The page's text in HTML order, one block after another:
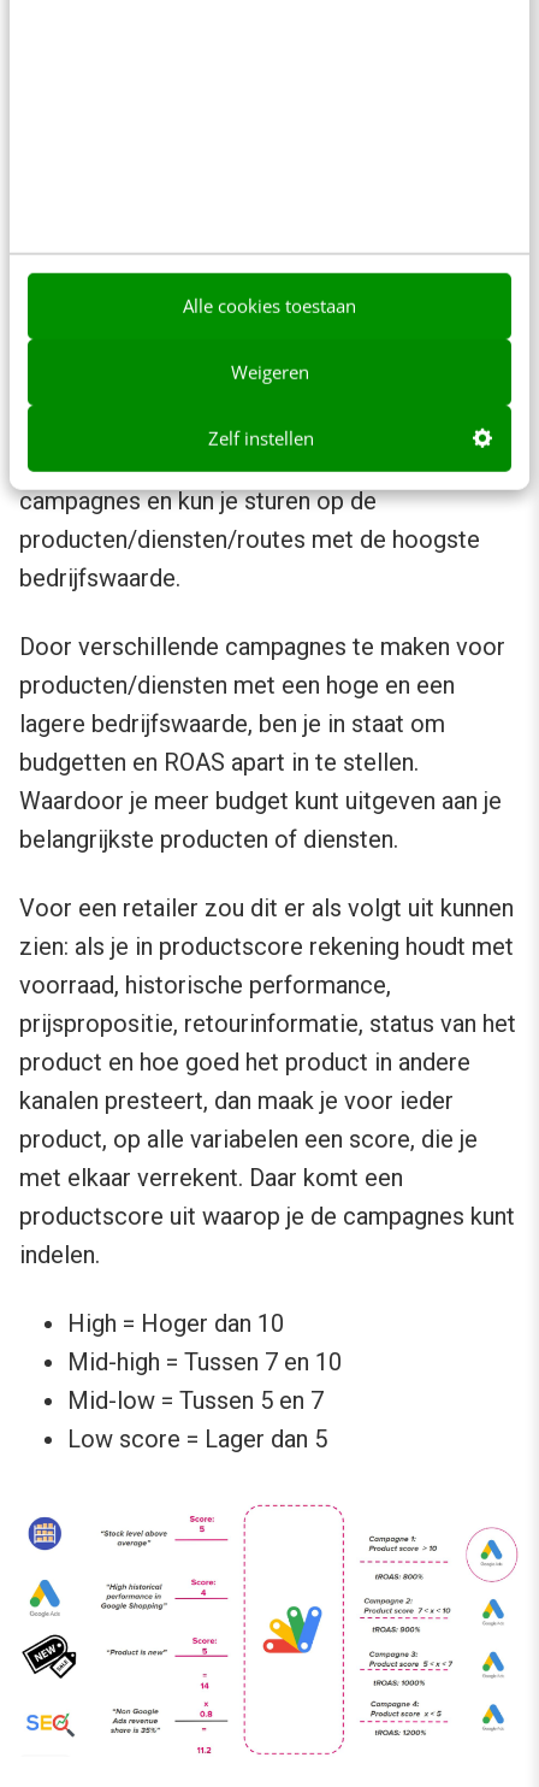
Alle cookies toestaan
Weigeren
Zelf instellen
Een daarvan is het opzetten (of aanpassen) van
de campagnestructuur. Er zijn verschillende
strategieën om een campagnestructuur op te
zetten, één daarvan is door gebruik te maken
van een product/lead/travel-score. Hierbij
voeg je een extra gelaagdheid toe aan je
campagnes en kun je sturen op de
producten/diensten/routes met de hoogste
bedrijfswaarde.
Door verschillende campagnes te maken voor
producten/diensten met een hoge en een
lagere bedrijfswaarde, ben je in staat om
budgetten en ROAS apart in te stellen.
Waardoor je meer budget kunt uitgeven aan je
belangrijkste producten of diensten.
Voor een retailer zou dit er als volgt uit kunnen
zien: als je in productscore rekening houdt met
voorraad, historische performance,
prijspropositie, retourinformatie, status van het
product en hoe goed het product in andere
kanalen presteert, dan maak je voor ieder
product, op alle variabelen een score, die je
met elkaar verrekent. Daar komt een
productscore uit waarop je de campagnes kunt
indelen.
High = Hoger dan 10
Mid-high = Tussen 7 en 10
Mid-low = Tussen 5 en 7
Low score = Lager dan 5